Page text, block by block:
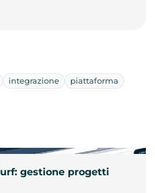
integrazione piattaforma
gestione progetti